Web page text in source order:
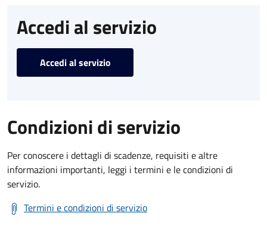
Accedi al servizio
Accedi al servizio
Condizioni di servizio
Per conoscere i dettagli di scadenze, requisiti e altre
informazioni importanti, leggi i termini e le condizioni di
servizio.
Termini e condizioni di servizio